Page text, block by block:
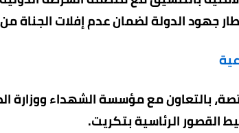
جهود الدولة لضمان عدم إفلات الجناة
بالتعاون مع مؤسسة الشهداء ووزارة
الرئاسية بتكريت.